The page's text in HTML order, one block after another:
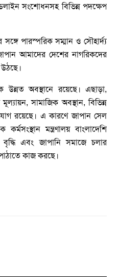
সংশোধনসহ বিভিন্ন পদক্ষেপ
পারস্পরিক সম্মান ও সৌহার্দ্য
আমাদের দেশের নাগরিকদের
উঠছে।
অবস্থানে রয়েছে। এছাড়া,
সামাজিক অবস্থান, বিভিন্ন
রয়েছে। এ কারণে জাপান সেল
মন্ত্রণালয় বাংলাদেশি
এবং জাপানি সমাজে চলার
কাজ করছে।